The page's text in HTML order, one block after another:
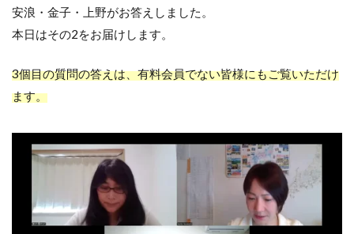
安浪・金子・上野がお答えしました。
本日はその2をお届けします。
3個目の質問の答えは、有料会員でない皆様にもご覧いただけ
ます。